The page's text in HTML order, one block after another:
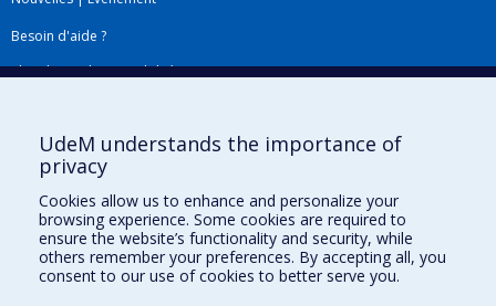
Besoin d'aide ?
Plan du site|Accessibilité
Téléchargez les logos de l'ESPUM
UdeM understands the importance of
privacy
Cookies allow us to enhance and personalize your
browsing experience. Some cookies are required to
ensure the website’s functionality and security, while
others remember your preferences. By accepting all, you
consent to our use of cookies to better serve you.